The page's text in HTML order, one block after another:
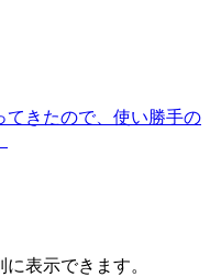
てきたので、使い勝手の
表示できます。